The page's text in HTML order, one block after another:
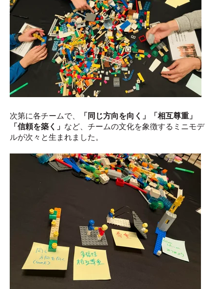
次第に各チームで、
「同じ方向を向く」「相互尊重」
「信頼を築く」 など、チームの文化を象徴するミニモデ
ルが次々と生まれました。